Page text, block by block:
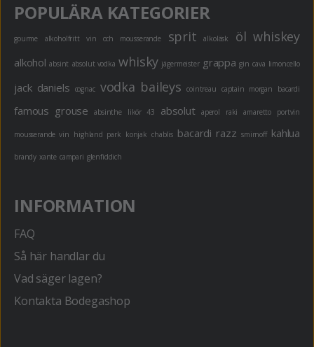
POPULÄRA KATEGORIER
gourme alkoholfritt vin och mousserande sprit alkoläsk öl whiskey
alkohol absint absolut vodka whisky jägermeister grappa gin cava limoncello
jack daniels cognac vodka baileys cointreau captain morgan bacardi
famous grouse absinthe likör 43 absolut aperol raki amaretto portvin
mousserande vin highland park konjak chablis bacardi razz smirnoff kahlua
brandy xante campari glenfiddich
INFORMATION
FAQ
Så här handlar du
Vad säger lagen?
Kontakta Bodegashop